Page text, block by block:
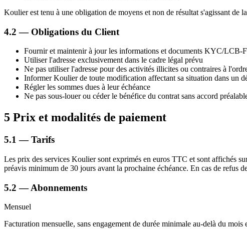
Koulier est tenu à une obligation de moyens et non de résultat s'agissant de
4.2 — Obligations du Client
Fournir et maintenir à jour les informations et documents KYC/LCB-
Utiliser l'adresse exclusivement dans le cadre légal prévu
Ne pas utiliser l'adresse pour des activités illicites ou contraires à
Informer Koulier de toute modification affectant sa situation dans un
Régler les sommes dues à leur échéance
Ne pas sous-louer ou céder le bénéfice du contrat sans accord
5 Prix et modalités de paiement
5.1 — Tarifs
Les prix des services Koulier sont exprimés en euros TTC et sont affichés
préavis minimum de 30 jours avant la prochaine échéance. En cas de refus
5.2 — Abonnements
Mensuel
Facturation mensuelle, sans engagement de durée minimale au-delà du mois